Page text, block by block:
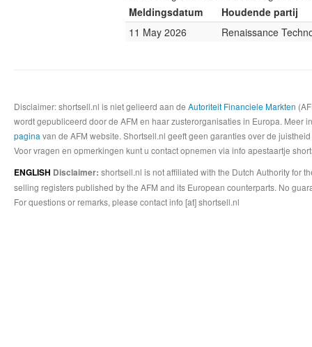
Meldingsdatum
Houdende partij
11 May 2026
Renaissance
Disclaimer: shortsell.nl is niet gelieerd aan de Autoriteit Financiele Markten
wordt gepubliceerd door de AFM en haar zusterorganisaties in Europa.
pagina van de AFM website. Shortsell.nl geeft geen garanties over de
Voor vragen en opmerkingen kunt u contact opnemen via info apestaartje
ENGLISH Disclaimer: shortsell.nl is not affiliated with the Dutch Authority for
selling registers published by the AFM and its European counterparts. No
For questions or remarks, please contact info [at] shortsell.nl